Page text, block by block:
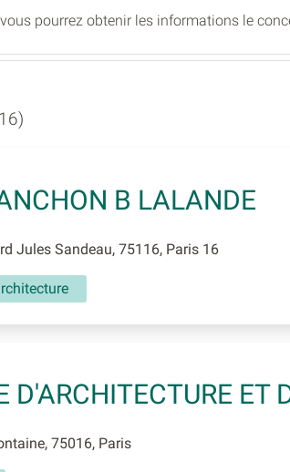
pourrez obtenir les informations le
B LALANDE
Jules Sandeau, 75116, Paris 16
D'ARCHITECTURE ET
75016, Paris